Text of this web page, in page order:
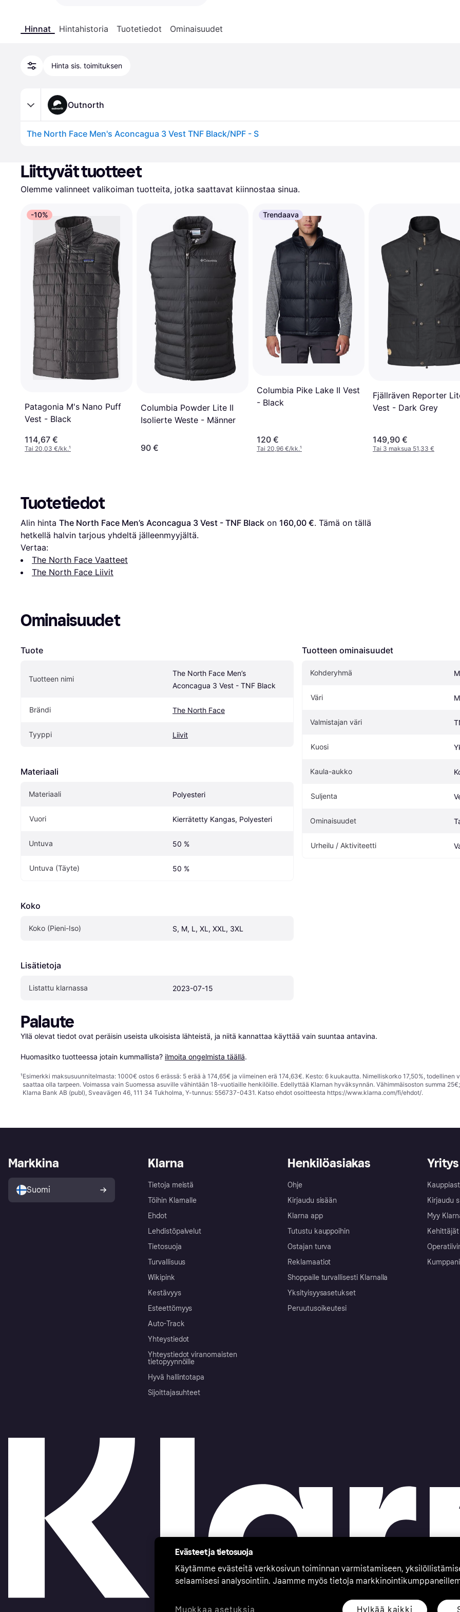
Hinnat Hintahistoria Tuotetiedot Ominaisuudet
Hinta sis. toimituksen
Outnorth
The North Face Men's Aconcagua 3 Vest TNF Black/NPF - S
Liittyvät tuotteet
Olemme valinneet valikoiman tuotteita, jotka saattavat kiinnostaa sinua.
-10%
Patagonia M's Nano Puff
Vest - Black
114,67 €
Tai 20,03 €/kk.¹
Columbia Powder Lite II
Isolierte Weste - Männer
90 €
Trendaava
Columbia Pike Lake II Vest
- Black
120 €
Tai 20,96 €/kk.¹
Fjällräven Reporter
Vest - Dark Grey
149,90 €
Tai 3 maksua 51,33 €
Tuotetiedot
Alin hinta The North Face Men’s Aconcagua 3 Vest - TNF Black on 160,00 €. Tämä on tällä
hetkellä halvin tarjous yhdeltä jälleenmyyjältä.
Vertaa:
The North Face Vaatteet
The North Face Liivit
Ominaisuudet
Tuote
Tuotteen nimi
The North Face Men’s
Aconcagua 3 Vest - TNF Black
Brändi The North Face
Tyyppi Liivit
Materiaali
Materiaali Polyesteri
Vuori Kierrätetty Kangas, Polyesteri
Untuva 50 %
Untuva (Täyte) 50 %
Koko
Koko (Pieni-Iso) S, M, L, XL, XXL, 3XL
Lisätietoja
Listattu klarnassa 2023-07-15
Tuotteen ominaisuudet
Kohderyhmä
Väri
Valmistajan väri
Kuosi
Kaula-aukko
Suljenta
Ominaisuudet
Urheilu / Aktiviteetti
Palaute
Yllä olevat tiedot ovat peräisin useista ulkoisista lähteistä, ja niitä kannattaa käyttää vain suuntaa antavina.
Huomasitko tuotteessa jotain kummallista? ilmoita ongelmista täällä.
¹Esimerkki maksusuunnitelmasta: 1000€ ostos 6 erässä: 5 erää à 174,65€ ja viimeinen erä 174,63€. Kesto: 6 kuukautta. Nimelliskorko 17,50%,
saattaa olla tarpeen. Voimassa vain Suomessa asuville vähintään 18-vuotiaille henkilöille. Edellyttää Klarnan hyväksynnän. Vähimmäisoston summa
Klarna Bank AB (publ), Sveavägen 46, 111 34 Tukholma, Y-tunnus: 556737-0431. Katso ehdot osoitteesta https://www.klarna.com/fi/ehdot/.
Klarna
Tietoja meistä
Töihin Klarnalle
Ehdot
Lehdistöpalvelut
Tietosuoja
Turvallisuus
Wikipink
Kestävyys
Esteettömyys
Auto-Track
Yhteystiedot
Yhteystiedot viranomaisten
tietopyynnöille
Hyvä hallintotapa
Sijoittajasuhteet
Henkilöasiakas
Ohje
Kirjaudu sisään
Klarna app
Tutustu kauppoihin
Ostajan turva
Reklamaatiot
Shoppaile turvallisesti Klarnalla
Yksityisyysasetukset
Peruutusoikeutesi
Yritys
Kirjaudu
Myy
Kehittäjät
Markkina
Suomi
Evästeet ja tietosuoja
Käytämme evästeitä verkkosivun toiminnan varmistamiseen,
selaamisesi analysointiin. Jaamme myös tietoja
Hylkää kaikki
Muokkaa asetuksia